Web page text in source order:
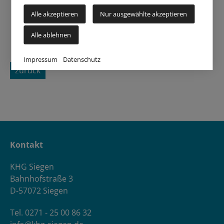
Alle akzeptieren Nur ausgewählte akzeptieren
Alle ablehnen
Impressum Datenschutz
zurück
Kontakt
KHG Siegen
Bahnhofstraße 3
D-57072 Siegen
Tel. 0271 - 25 00 86 32